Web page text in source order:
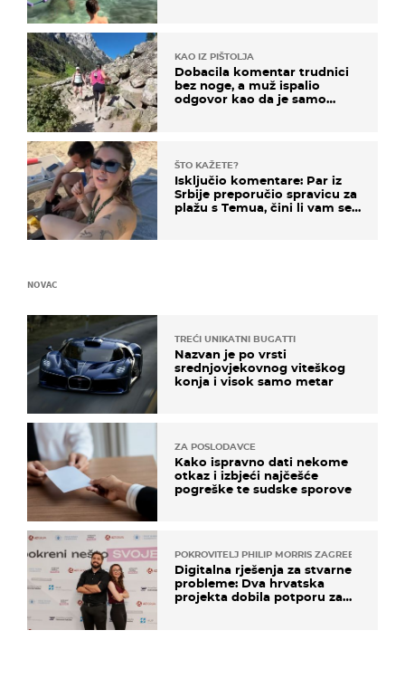
KAO IZ PIŠTOLJA
Dobacila komentar trudnici
bez noge, a muž ispalio
odgovor kao da je samo
ŠTO KAŽETE?
Isključio komentare: Par iz
Srbije preporučio spravicu za
plažu s Temua, čini li vam se
NOVAC
TREĆI UNIKATNI BUGATTI
Nazvan je po vrsti
srednjovjekovnog viteškog
konja i visok samo metar
ZA POSLODAVCE
Kako ispravno dati nekome
otkaz i izbjeći najčešće
pogreške te sudske sporove
POKROVITELJ PHILIP MORRIS ZAGREB
Digitalna rješenja za stvarne
probleme: Dva hrvatska
projekta dobila potporu za